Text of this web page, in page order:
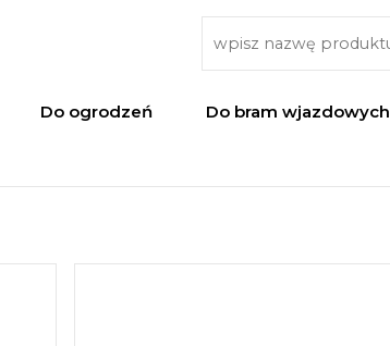
Do ogrodzeń Do bram wjazdowych